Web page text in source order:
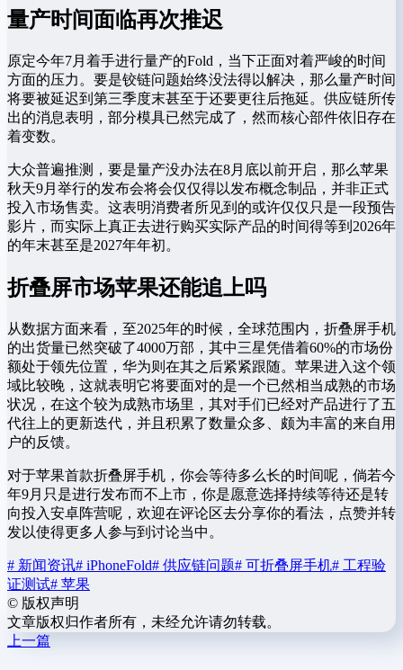
量产时间面临再次推迟
原定今年7月着手进行量产的Fold，当下正面对着严峻的时间
方面的压力。要是铰链问题始终没法得以解决，那么量产时间
将要被延迟到第三季度末甚至于还要更往后拖延。供应链所传
出的消息表明，部分模具已然完成了，然而核心部件依旧存在
着变数。
大众普遍推测，要是量产没办法在8月底以前开启，那么苹果
秋天9月举行的发布会将会仅仅得以发布概念制品，并非正式
投入市场售卖。这表明消费者所见到的或许仅仅只是一段预告
影片，而实际上真正去进行购买实际产品的时间得等到2026年
的年末甚至是2027年年初。
折叠屏市场苹果还能追上吗
从数据方面来看，至2025年的时候，全球范围内，折叠屏手机
的出货量已然突破了4000万部，其中三星凭借着60%的市场份
额处于领先位置，华为则在其之后紧紧跟随。苹果进入这个领
域比较晚，这就表明它将要面对的是一个已然相当成熟的市场
状况，在这个较为成熟市场里，其对手们已经对产品进行了五
代往上的更新迭代，并且积累了数量众多、颇为丰富的来自用
户的反馈。
对于苹果首款折叠屏手机，你会等待多么长的时间呢，倘若今
年9月只是进行发布而不上市，你是愿意选择持续等待还是转
向投入安卓阵营呢，欢迎在评论区去分享你的看法，点赞并转
发以使得更多人参与到讨论当中。
# 新闻资讯# iPhoneFold# 供应链问题# 可折叠屏手机# 工程验
证测试# 苹果
© 版权声明
文章版权归作者所有，未经允许请勿转载。
上一篇